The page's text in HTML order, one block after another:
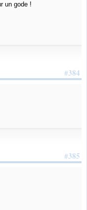
un gode !
#384
#385